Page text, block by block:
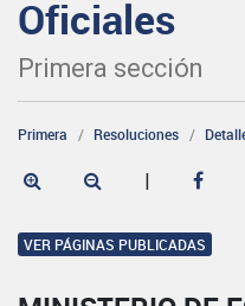
Oficiales
Primera sección
Primera Resoluciones
|
VER PÁGINAS PUBLICADAS